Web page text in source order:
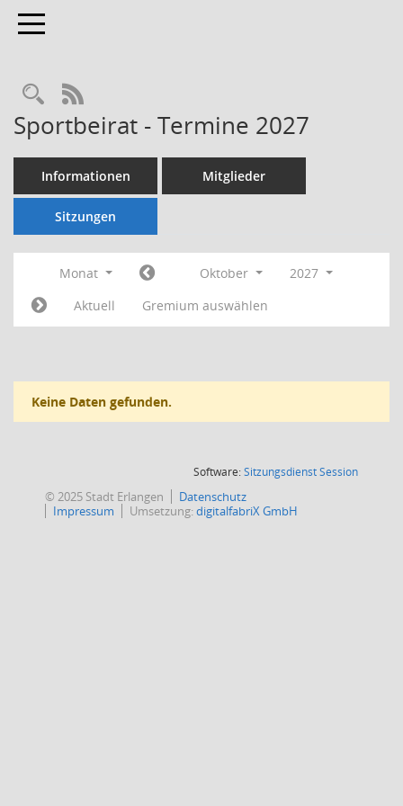
Toggle navigation
Rechercheauswahl
RSS-Feed
Sportbeirat - Termine 2027
Informationen Mitglieder
Sitzungen
Monat Oktober
2027
Aktuell
Gremium auswählen
Keine Daten gefunden.
Software:SitzungsdienstSession(Wird in
© 2025 Stadt Erlangen
Datenschutz
Impressum
Umsetzung:digitalfabriX GmbH